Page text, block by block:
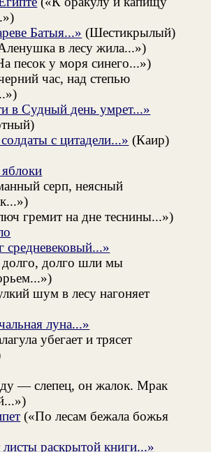
Батыя...» (Шестикрылый)
в лесу жила...»)
песок у моря синего...»)
час, над степью
в Судный день умрет...»
с цитадели...» (Каир)
серп, неясный
гремит на дне теснины...»)
средневековый...»
долго шли мы
шум в лесу нагоняет
луна...»
убегает и трясет
— слепец, он жалок. Мрак
(«По лесам бежала божья
листы раскрытой книги...»